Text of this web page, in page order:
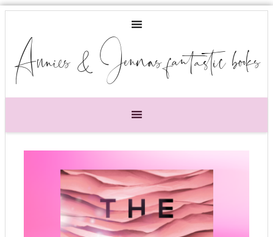
Annies & Jennas fantastic books